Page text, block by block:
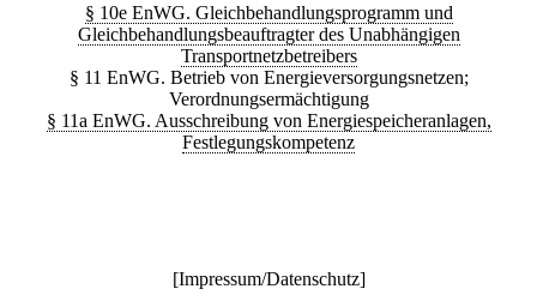
§ 10e EnWG. Gleichbehandlungsprogramm und
Gleichbehandlungsbeauftragter des Unabhängigen
Transportnetzbetreibers
§ 11 EnWG. Betrieb von Energieversorgungsnetzen;
Verordnungsermächtigung
§ 11a EnWG. Ausschreibung von Energiespeicheranlagen,
Festlegungskompetenz
[Impressum/Datenschutz]